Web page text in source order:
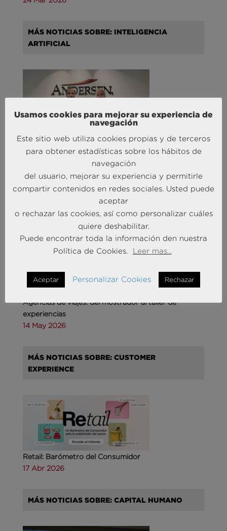
MÁS NOTICIAS SOBRE: INTELIGENCIA
ARTIFICIAL
Andersen Consulting refuerza su equipo en España
con la incorporación de Carlos Alonso y Javier
Mateos
27 Abr 2026
MÁS NOTICIAS SOBRE: TURISMO & OCIO
Agencias de viajes: del mostrador al taller de
experiencias
14 May 2026
MÁS NOTICIAS SOBRE: CUSTOMER
EXPERIENCE
Retail: Barómetro del Consumidor
17 Abr 2026
MÁS NOTICIAS SOBRE: CAPITAL HUMANO
Usamos cookies para mejorar su experiencia de
navegación
Este sitio web utiliza cookies propias y de terceros
para obtener estadísticas sobre los hábitos de
navegación
del usuario, mejorar su experiencia y permitirle
compartir contenidos en redes sociales. Usted puede
aceptar
o rechazar las cookies, así como personalizar cuáles
quiere deshabilitar.
Puede encontrar toda la información den nuestra
Política de Cookies.
Leer mas...
Aceptar Personalizar Cookies Rechazar